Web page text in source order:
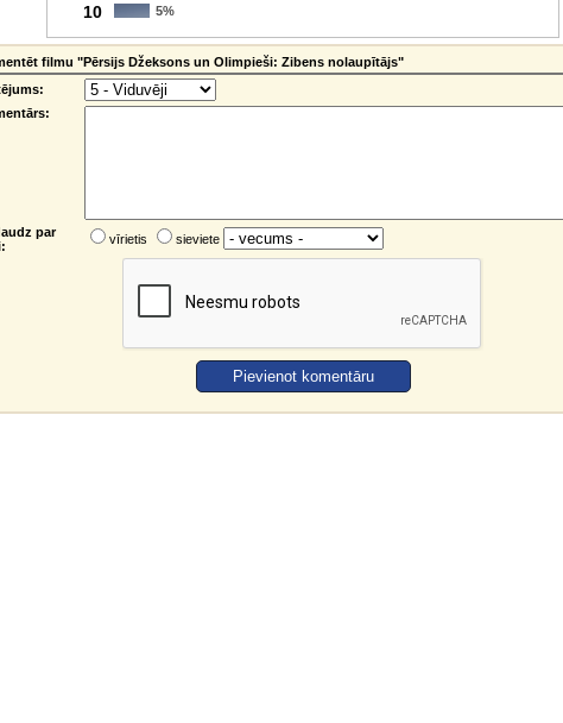
10
5%
filmu "Pērsijs Džeksons un Olimpieši: Zibens nolaupītājs"
par
vīrietis sieviete